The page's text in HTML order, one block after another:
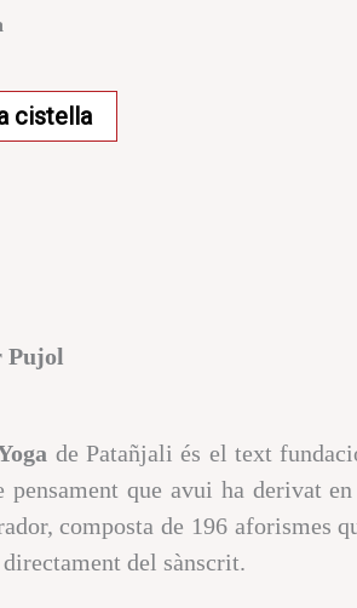
cistella
Pujol
de Patañjali és el text
pensament que avui ha derivat
composta de 196 aforismes
del sànscrit.